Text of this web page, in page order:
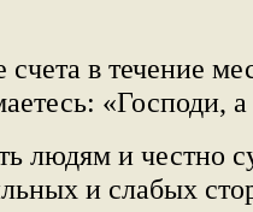
в течение
«Господи,
людям и честно
и слабых